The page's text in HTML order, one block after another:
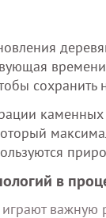
сохранить
в
важную